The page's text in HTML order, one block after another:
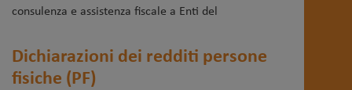
consulenza e assistenza fiscale a Enti del
Dichiarazioni dei redditi persone
fisiche (PF)